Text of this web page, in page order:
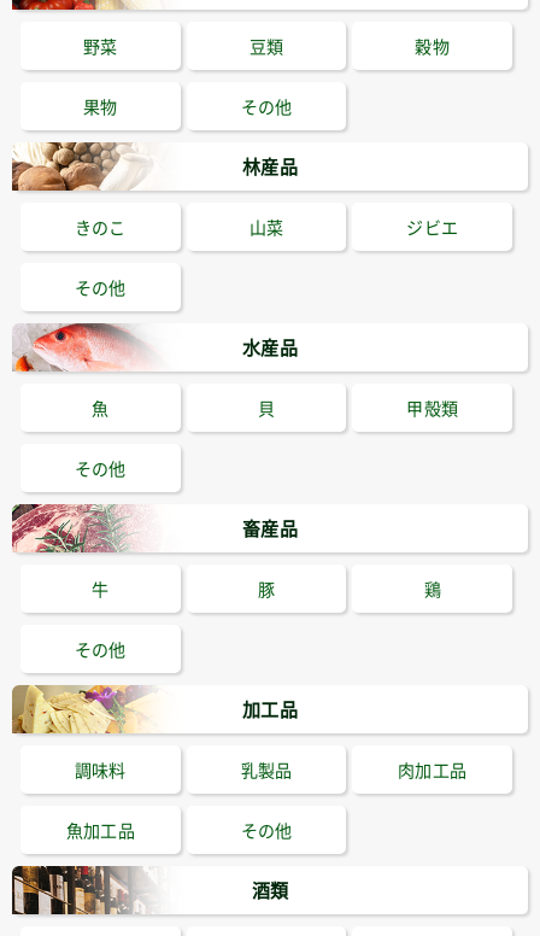
野菜 豆類 穀物
果物 その他
林産品
きのこ 山菜 ジビエ
その他
水産品
魚 貝 甲殻類
その他
畜産品
牛 豚 鶏
その他
加工品
調味料 乳製品 肉加工品
魚加工品 その他
酒類